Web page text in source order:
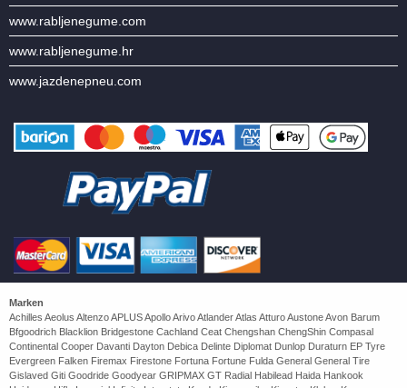
www.rabljenegume.com
www.rabljenegume.hr
www.jazdenepneu.com
Marken
Achilles Aeolus Altenzo APLUS Apollo Arivo Atlander Atlas Atturo Austone Avon Barum
Bfgoodrich Blacklion Bridgestone Cachland Ceat Chengshan ChengShin Compasal
Continental Cooper Davanti Dayton Debica Delinte Diplomat Dunlop Duraturn EP Tyre
Evergreen Falken Firemax Firestone Fortuna Fortune Fulda General General Tire
Gislaved Giti Goodride Goodyear GRIPMAX GT Radial Habilead Haida Hankook